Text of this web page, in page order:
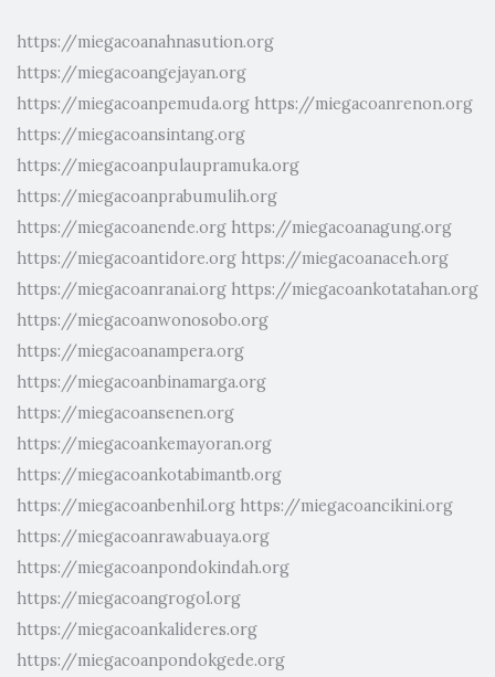
https://miegacoanahnasution.org
https://miegacoangejayan.org
https://miegacoanpemuda.org https://miegacoanrenon.org
https://miegacoansintang.org
https://miegacoanpulaupramuka.org
https://miegacoanprabumulih.org
https://miegacoanende.org https://miegacoanagung.org
https://miegacoantidore.org https://miegacoanaceh.org
https://miegacoanranai.org https://miegacoankotatahan.org
https://miegacoanwonosobo.org
https://miegacoanampera.org
https://miegacoanbinamarga.org
https://miegacoansenen.org
https://miegacoankemayoran.org
https://miegacoankotabimantb.org
https://miegacoanbenhil.org https://miegacoancikini.org
https://miegacoanrawabuaya.org
https://miegacoanpondokindah.org
https://miegacoangrogol.org
https://miegacoankalideres.org
https://miegacoanpondokgede.org